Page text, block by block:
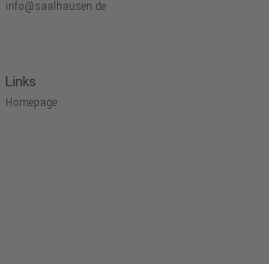
info@saalhausen.de
Links
Homepage